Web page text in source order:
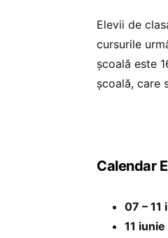
Elevii de
cursurile
școală este
școală, care
Calendar
07 – 11
11 iunie